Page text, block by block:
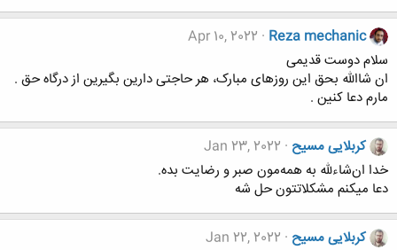
Reza mechanic
Apr 10, 2022
سلام دوست قدیمی
ان شاالله بحق این روزهای مبارک، هر حاجتی دارین بگیرین از درگاه حق .
مارم دعا کنین .
کربلایی مسیح Jan 23, 2022
خدا ان‌شاءلله به همه‌مون صبر و رضایت بده.
دعا میکنم مشکلاتتون حل شه
کربلایی مسیح Jan 22, 2022